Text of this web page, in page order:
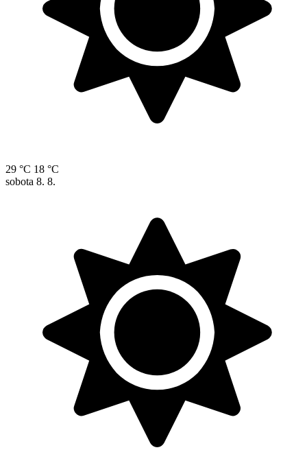
29 °C 18 °C
sobota 8. 8.